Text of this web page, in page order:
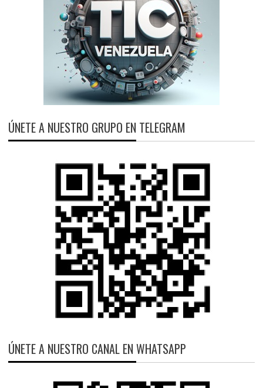
ÚNETE A NUESTRO GRUPO EN TELEGRAM
ÚNETE A NUESTRO CANAL EN WHATSAPP